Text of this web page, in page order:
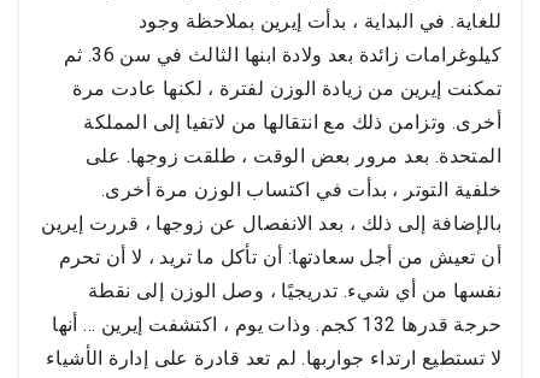
للغاية. في البداية ، بدأت إيرين بملاحظة وجود
كيلوغرامات زائدة بعد ولادة ابنها الثالث في سن 36. ثم
تمكنت إيرين من زيادة الوزن لفترة ، لكنها عادت مرة
أخرى. وتزامن ذلك مع انتقالها من لاتفيا إلى المملكة
المتحدة. بعد مرور بعض الوقت ، طلقت زوجها. على
خلفية التوتر ، بدأت في اكتساب الوزن مرة أخرى.
بالإضافة إلى ذلك ، بعد الانفصال عن زوجها ، قررت إيرين
أن تعيش من أجل سعادتها: أن تأكل ما تريد ، لا أن تحرم
نفسها من أي شيء. تدريجيًا ، وصل الوزن إلى نقطة
حرجة قدرها 132 كجم. وذات يوم ، اكتشفت إيرين ... أنها
لا تستطيع ارتداء جواربها. لم تعد قادرة على إدارة الأشياء